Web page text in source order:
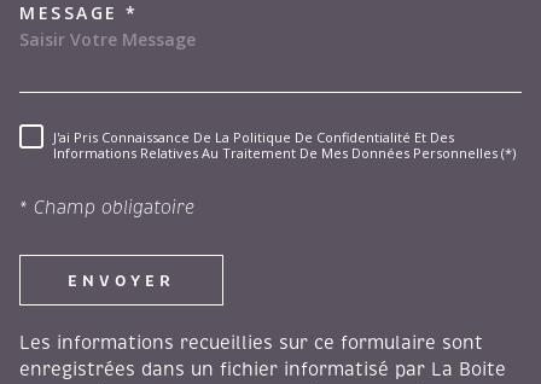
MESSAGE *
RÈGLEMENTATION
J'ai Pris Connaissance De La Politique De Confidentialité Et Des
Informations Relatives Au Traitement De Mes Données Personnelles (*)
* Champ obligatoire
ENVOYER
Les informations recueillies sur ce formulaire sont
enregistrées dans un fichier informatisé par La Boite